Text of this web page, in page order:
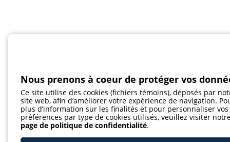
Nous prenons à coeur de protéger vos
Ce site utilise des cookies (fichiers témoins), déposés par
site web, afin d’améliorer votre expérience de navigation.
plus d’information sur les finalités et pour personnaliser vos
préférences par type de cookies utilisés, veuillez visiter
page de politique de confidentialité.